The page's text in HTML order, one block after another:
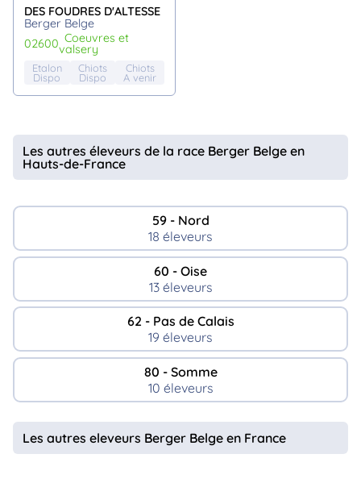
DES FOUDRES D'ALTESSE
Berger Belge
02600 coeuvres et
valsery
Etalon
Dispo
Chiots
Dispo
Chiots
A venir
Les autres éleveurs de la race Berger Belge en
Hauts-de-France
59 - Nord
18 éleveurs
60 - Oise
13 éleveurs
62 - Pas de Calais
19 éleveurs
80 - Somme
10 éleveurs
Les autres eleveurs Berger Belge en France